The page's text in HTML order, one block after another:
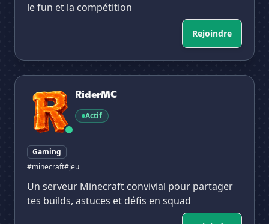
le fun et la compétition
Rejoindre
RiderMC
RiderMC
Actif
Gaming
#minecraft#jeu
Un serveur Minecraft convivial pour partager
tes builds, astuces et défis en squad